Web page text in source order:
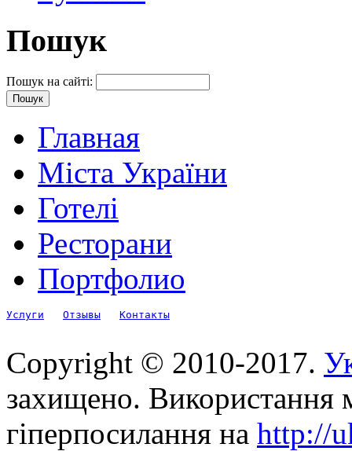
Пошук
Пошук на сайті:
Главная
Міста України
Готелі
Ресторани
Портфолио
Услуги Отзывы Контакты
Copyright © 2010-2017.
захищено. Використання
гіперпосилання на http://